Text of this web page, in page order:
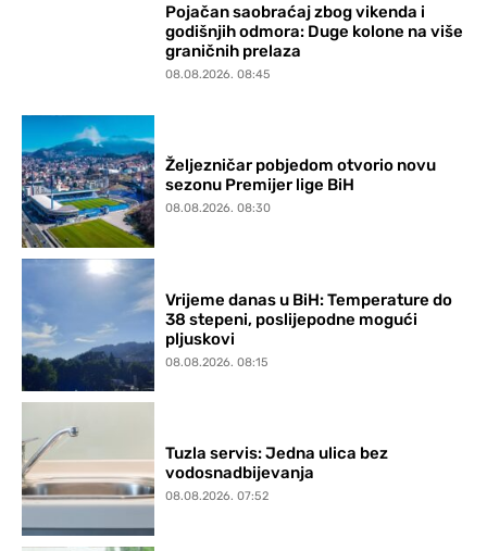
Pojačan saobraćaj zbog vikenda i
godišnjih odmora: Duge kolone na više
graničnih prelaza
08.08.2026. 08:45
Željezničar pobjedom otvorio novu
sezonu Premijer lige BiH
08.08.2026. 08:30
Vrijeme danas u BiH: Temperature do
38 stepeni, poslijepodne mogući
pljuskovi
08.08.2026. 08:15
Tuzla servis: Jedna ulica bez
vodosnadbijevanja
08.08.2026. 07:52